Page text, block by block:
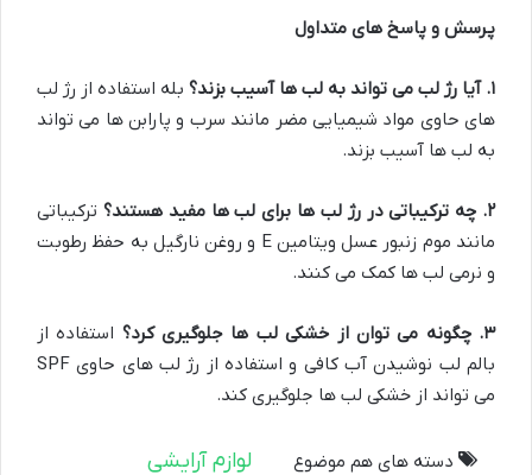
پرسش و پاسخ های متداول
۱.آیا رژ لب می تواند به لب ها آسیب بزند؟ بله استفاده از رژ لب
های حاوی مواد شیمیایی مضر مانند سرب و پارابن ها می تواند
به لب ها آسیب بزند.
۲. چه ترکیباتی در رژ لب ها برای لب ها مفید هستند؟ ترکیباتی
مانند موم زنبور عسل ویتامین E و روغن نارگیل به حفظ رطوبت
و نرمی لب ها کمک می کنند.
۳.چگونه می توان از خشکی لب ها جلوگیری کرد؟ استفاده از
بالم لب نوشیدن آب کافی و استفاده از رژ لب های حاوی SPF
می تواند از خشکی لب ها جلوگیری کند.
دسته های هم موضوع لوازم آرایشی